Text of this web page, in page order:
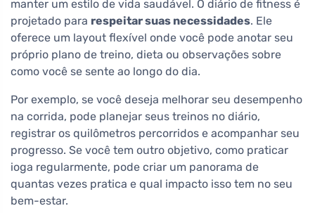
manter um estilo de vida saudável. O diário de fitness é
projetado para respeitar suas necessidades. Ele
oferece um layout flexível onde você pode anotar seu
próprio plano de treino, dieta ou observações sobre
como você se sente ao longo do dia.
Por exemplo, se você deseja melhorar seu desempenho
na corrida, pode planejar seus treinos no diário,
registrar os quilômetros percorridos e acompanhar seu
progresso. Se você tem outro objetivo, como praticar
ioga regularmente, pode criar um panorama de
quantas vezes pratica e qual impacto isso tem no seu
bem-estar.